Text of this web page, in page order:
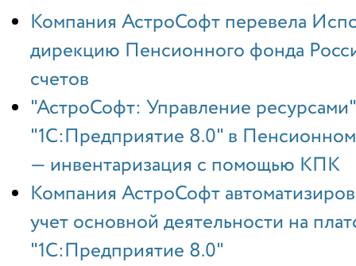
Компания АстроСофт перевела
дирекцию Пенсионного фонда
счетов
"АстроСофт: Управление
"1С:Предприятие 8.0" в
— инвентаризация с помощью КПК
Компания АстроСофт
учет основной деятельности на
"1C:Предприятие 8.0"